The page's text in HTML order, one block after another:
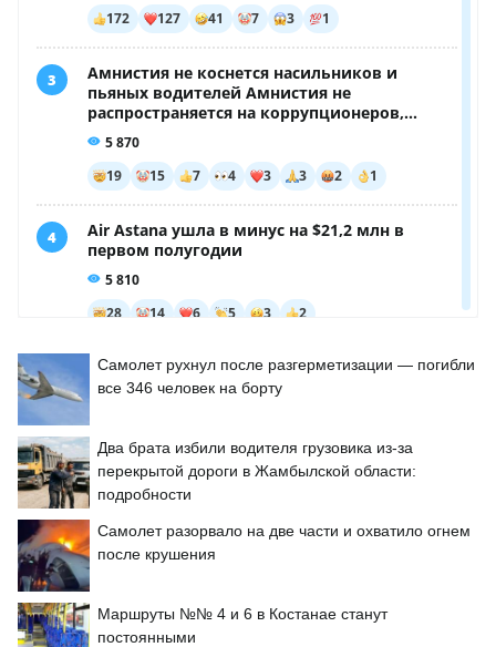
Самолет рухнул после разгерметизации — погибли
все 346 человек на борту
Два брата избили водителя грузовика из-за
перекрытой дороги в Жамбылской области:
подробности
Самолет разорвало на две части и охватило огнем
после крушения
Маршруты №№ 4 и 6 в Костанае станут
постоянными